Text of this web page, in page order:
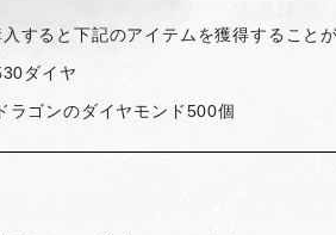
すると下記のアイテムを獲得することが
ダイヤ
ドラゴンのダイヤモンド500個